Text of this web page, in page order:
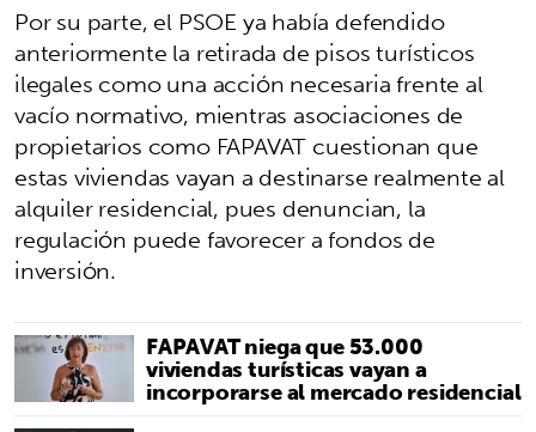
Por su parte, el PSOE ya había defendido
anteriormente la retirada de pisos turísticos
ilegales como una acción necesaria frente al
vacío normativo, mientras asociaciones de
propietarios como FAPAVAT cuestionan que
estas viviendas vayan a destinarse realmente al
alquiler residencial, pues denuncian, la
regulación puede favorecer a fondos de
inversión.
FAPAVAT niega que 53.000
viviendas turísticas vayan a
incorporarse al mercado residencial